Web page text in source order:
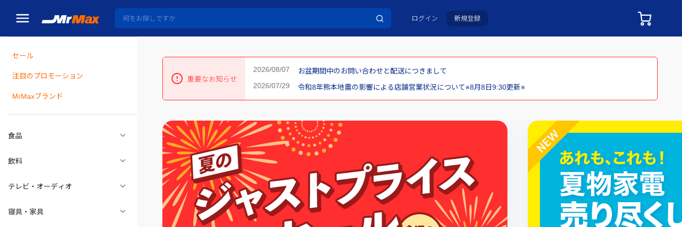
ログイン 新規登録
セール
注目のプロモーション
MrMaxブランド
食品
飲料
テレビ・オーディオ
寝具・家具
重要なお知らせ
お盆期間中のお問い合わせと配送につきまして
令和8年熊本地震の影響による店舗営業状況について※8月8日9:30更新※